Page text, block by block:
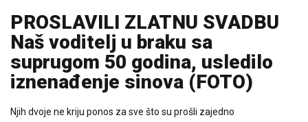
PROSLAVILI ZLATNU SVADBU
Naš voditelj u braku sa
suprugom 50 godina, usledilo
iznenađenje sinova (FOTO)
Njih dvoje ne kriju ponos za sve što su prošli zajedno